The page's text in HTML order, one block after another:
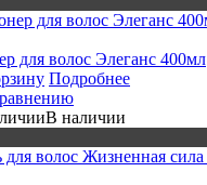
для волос Элеганс 400мл
Подробнее
В наличии